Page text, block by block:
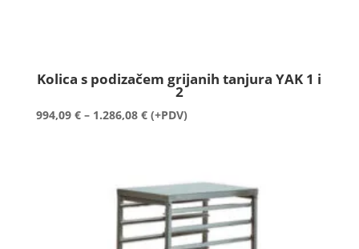
Kolica s podizačem grijanih tanjura YAK 1 i
2
994,09 € – 1.286,08 €Raspon
do
1.286,08 €
(+PDV)